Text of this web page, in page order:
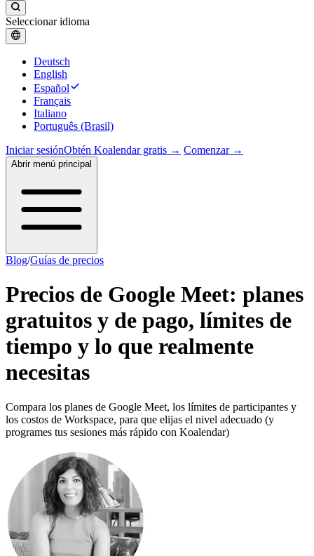
Seleccionar idioma
Deutsch
English
Español
Français
Italiano
Português (Brasil)
Iniciar sesiónObtén Koalendar gratis → Comenzar →
Abrir menú principal
Blog/Guías de precios
Precios de Google Meet: planes
gratuitos y de pago, límites de
tiempo y lo que realmente
necesitas
Compara los planes de Google Meet, los límites de participantes y
los costos de Workspace, para que elijas el nivel adecuado (y
programes tus sesiones más rápido con Koalendar)